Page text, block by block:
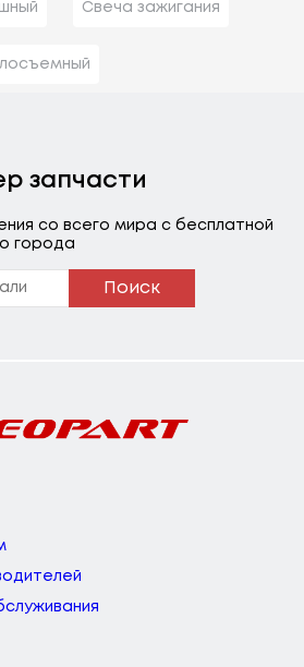
Свеча зажигания
запчасти
со всего мира с бесплатной
города
Поиск